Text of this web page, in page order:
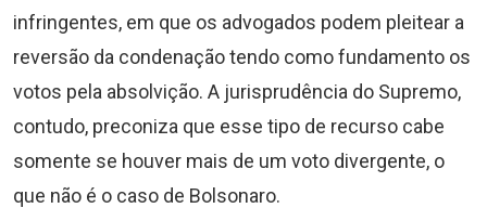
infringentes, em que os advogados podem pleitear a
reversão da condenação tendo como fundamento os
votos pela absolvição. A jurisprudência do Supremo,
contudo, preconiza que esse tipo de recurso cabe
somente se houver mais de um voto divergente, o
que não é o caso de Bolsonaro.